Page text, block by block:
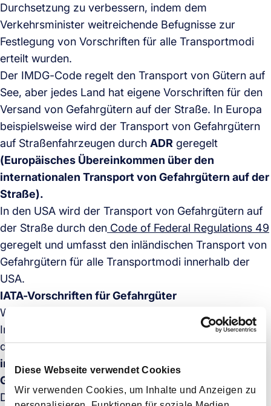
Diese Webseite verwendet Cookies
Wir verwenden Cookies, um Inhalte und Anzeigen zu
Durchsetzung zu verbessern, indem dem
Verkehrsminister weitreichende Befugnisse zur
Festlegung von Vorschriften für alle Transportmodi
erteilt wurden.
Der IMDG-Code regelt den Transport von Gütern auf
See, aber jedes Land hat eigene Vorschriften für den
Versand von Gefahrgütern auf der Straße. In Europa
beispielsweise wird der Transport von Gefahrgütern
auf Straßenfahrzeugen durch ADR geregelt
(Europäisches Übereinkommen über den
internationalen Transport von Gefahrgütern auf der
Straße).
In den USA wird der Transport von Gefahrgütern auf
der Straße durch den Code of Federal Regulations 49
geregelt und umfasst den inländischen Transport von
Gefahrgütern für alle Transportmodi innerhalb der
USA.
IATA-Vorschriften für Gefahrgüter
Was den Luftfrachtverkehr betrifft, so regeln die
International Dangerous Goods Regulations (DGR)
der International Air Transport Association (IATA) die
internationalen Vorschriften für den Transport von
Gefahrgütern.
Die IATA-Vorschriften, Dangerous Goods Regulations